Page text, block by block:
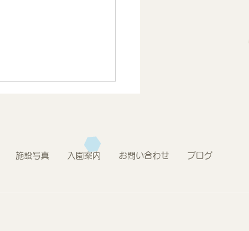
とうきょうすく
施設写真 入園案内 お問い合わせ ブログ